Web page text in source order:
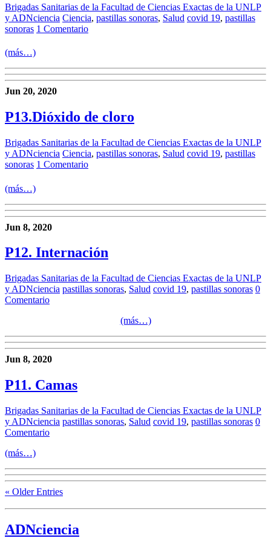
Brigadas Sanitarias de la Facultad de Ciencias Exactas de la UNLP
y ADNciencia Ciencia, pastillas sonoras, Salud covid 19, pastillas
sonoras 1 Comentario
(más…)
Jun 20, 2020
P13.Dióxido de cloro
Brigadas Sanitarias de la Facultad de Ciencias Exactas de la UNLP
y ADNciencia Ciencia, pastillas sonoras, Salud covid 19, pastillas
sonoras 1 Comentario
(más…)
Jun 8, 2020
P12. Internación
Brigadas Sanitarias de la Facultad de Ciencias Exactas de la UNLP
y ADNciencia pastillas sonoras, Salud covid 19, pastillas sonoras 0
Comentario
(más…)
Jun 8, 2020
P11. Camas
Brigadas Sanitarias de la Facultad de Ciencias Exactas de la UNLP
y ADNciencia pastillas sonoras, Salud covid 19, pastillas sonoras 0
Comentario
(más…)
« Older Entries
ADNciencia